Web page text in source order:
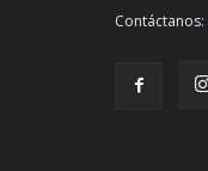
Contáctanos: